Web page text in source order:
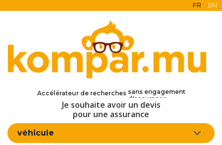
FR EN
Accélérateur de recherches
en ligne
d'assurance
Je souhaite avoir un devis
pour une assurance
véhicule